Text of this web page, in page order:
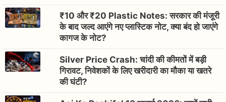
₹10 और ₹20 Plastic Notes: सरकार की मंजूरी
के बाद जल्द आएंगे नए प्लास्टिक नोट, क्या बंद हो जाएंगे
कागज के नोट?
Silver Price Crash: चांदी की कीमतों में बड़ी
गिरावट, निवेशकों के लिए खरीदारी का मौका या खतरे
की घंटी?